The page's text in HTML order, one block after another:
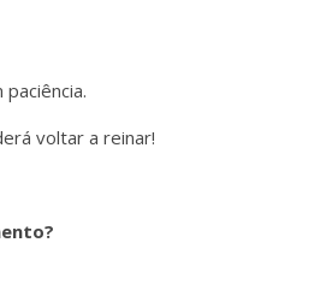
voltar a reinar!